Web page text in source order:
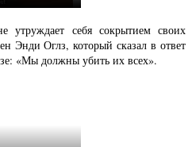
утруждает себя сокрытием своих
Энди Оглз, который сказал в ответ
«Мы должны убить их всех».